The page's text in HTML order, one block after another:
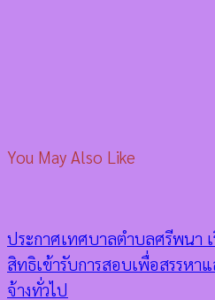
You May Also Like
ประกาศเทศบาลตำบลศรีพนา
สิทธิเข้ารับการสอบเพื่อสรรหา
จ้างทั่วไป